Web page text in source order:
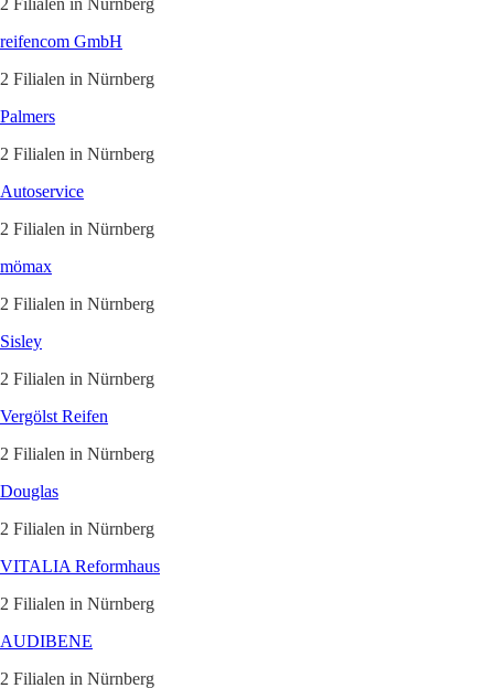
reifencom GmbH
2 Filialen in Nürnberg
Palmers
2 Filialen in Nürnberg
Autoservice
2 Filialen in Nürnberg
mömax
2 Filialen in Nürnberg
Sisley
2 Filialen in Nürnberg
Vergölst Reifen
2 Filialen in Nürnberg
Douglas
2 Filialen in Nürnberg
VITALIA Reformhaus
2 Filialen in Nürnberg
AUDIBENE
2 Filialen in Nürnberg